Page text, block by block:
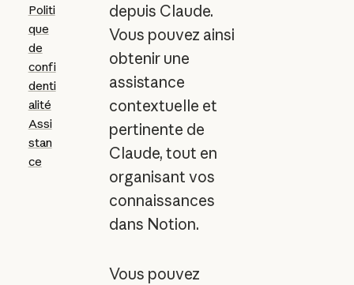
Politi
que
de
confi
denti
alité
Assi
stan
ce
depuis Claude.
Vous pouvez ainsi
obtenir une
assistance
contextuelle et
pertinente de
Claude, tout en
organisant vos
connaissances
dans Notion.
Vous pouvez